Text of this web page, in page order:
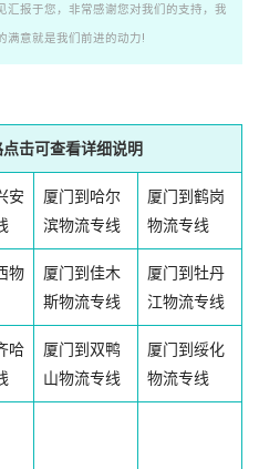
报于您，非常感谢您对我们的支持，我
满意就是我们前进的动力!
击可查看详细说明
安
厦门到哈尔
滨物流专线
厦门到鹤岗
物流专线
物
厦门到佳木
斯物流专线
厦门到牡丹
江物流专线
哈
厦门到双鸭
山物流专线
厦门到绥化
物流专线